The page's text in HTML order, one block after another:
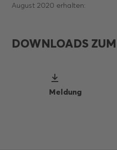
August 2020 erhalten:
DOWNLOADS
Meldung